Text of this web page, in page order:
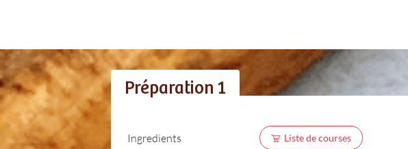
Préparation 1
Ingredients Liste de courses